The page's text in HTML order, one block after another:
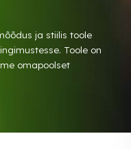
ja stiilis toole
Toole on
omapoolset